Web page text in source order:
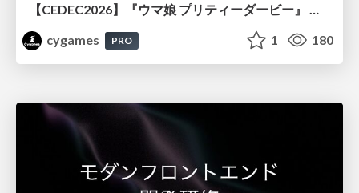
【CEDEC2026】『ウマ娘 プリティーダービー』 英語版のキャラクターの方言や口調をローカライズするための創造的アプローチ
cygames
PRO 1 180